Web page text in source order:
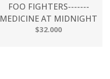
FOO FIGHTERS-------
MEDICINE AT MIDNIGHT
$32.000